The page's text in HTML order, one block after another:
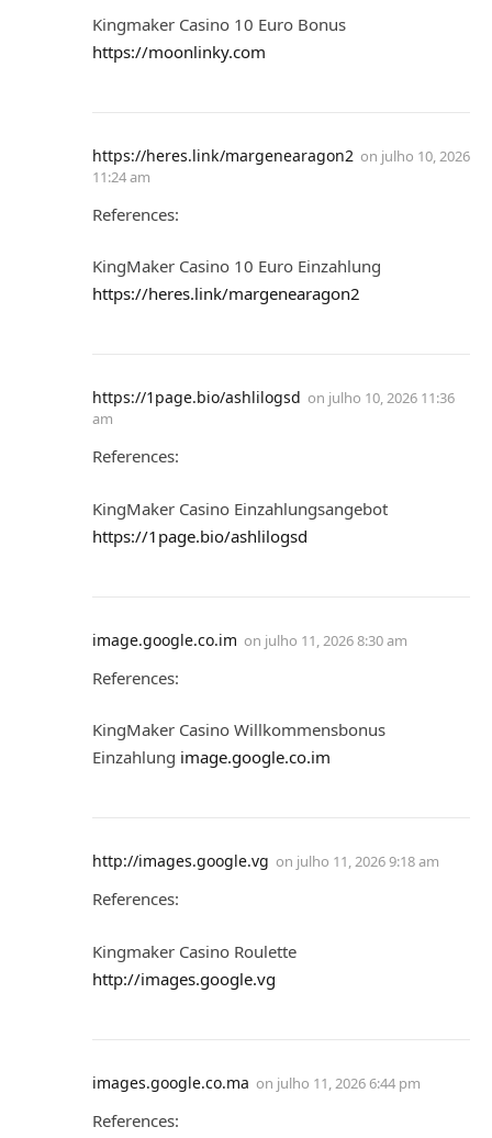
Kingmaker Casino 10 Euro Bonus
https://moonlinky.com
https://heres.link/margenearagon2 on julho 10, 2026
11:24 am
References:
KingMaker Casino 10 Euro Einzahlung
https://heres.link/margenearagon2
https://1page.bio/ashlilogsd on julho 10, 2026 11:36
am
References:
KingMaker Casino Einzahlungsangebot
https://1page.bio/ashlilogsd
image.google.co.im on julho 11, 2026 8:30 am
References:
KingMaker Casino Willkommensbonus
Einzahlung image.google.co.im
http://images.google.vg on julho 11, 2026 9:18 am
References:
Kingmaker Casino Roulette
http://images.google.vg
images.google.co.ma on julho 11, 2026 6:44 pm
References: